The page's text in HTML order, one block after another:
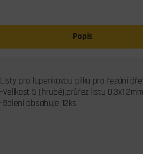
Popis
Listy pro lupenkovou pilku pro řezání
-Velikost 5 (hrubé),průřez listu
-Balení obsahuje 12ks